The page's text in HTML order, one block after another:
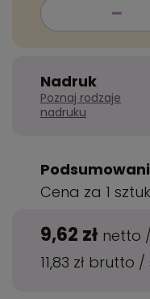
Nadruk
Poznaj rodzaje
nadruku
Cena za 1
9,62 zł netto /
11,83 zł brutto /